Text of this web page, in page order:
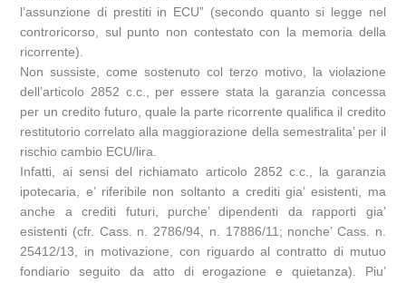
l’assunzione di prestiti in ECU” (secondo quanto si legge nel
controricorso, sul punto non contestato con la memoria della
ricorrente).
Non sussiste, come sostenuto col terzo motivo, la violazione
dell’articolo 2852 c.c., per essere stata la garanzia concessa
per un credito futuro, quale la parte ricorrente qualifica il credito
restitutorio correlato alla maggiorazione della semestralita’ per il
rischio cambio ECU/lira.
Infatti, ai sensi del richiamato articolo 2852 c.c., la garanzia
ipotecaria, e’ riferibile non soltanto a crediti gia’ esistenti, ma
anche a crediti futuri, purche’ dipendenti da rapporti gia’
esistenti (cfr. Cass. n. 2786/94, n. 17886/11; nonche’ Cass. n.
25412/13, in motivazione, con riguardo al contratto di mutuo
fondiario seguito da atto di erogazione e quietanza). Piu’